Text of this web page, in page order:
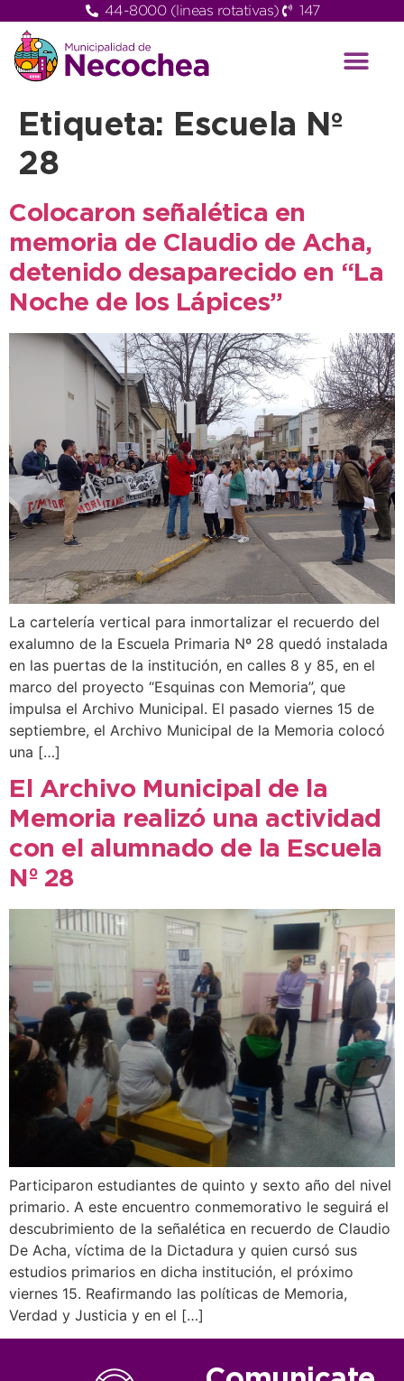
44-8000 (lineas rotativas) 147
Etiqueta:
Escuela Nº
28
Colocaron señalética en
memoria de Claudio de Acha,
detenido desaparecido en “La
Noche de los Lápices”
La cartelería vertical para inmortalizar el recuerdo del
exalumno de la Escuela Primaria Nº 28 quedó instalada
en las puertas de la institución, en calles 8 y 85, en el
marco del proyecto “Esquinas con Memoria”, que
impulsa el Archivo Municipal. El pasado viernes 15 de
septiembre, el Archivo Municipal de la Memoria colocó
una […]
El Archivo Municipal de la
Memoria realizó una actividad
con el alumnado de la Escuela
Nº 28
Participaron estudiantes de quinto y sexto año del nivel
primario. A este encuentro conmemorativo le seguirá el
descubrimiento de la señalética en recuerdo de Claudio
De Acha, víctima de la Dictadura y quien cursó sus
estudios primarios en dicha institución, el próximo
viernes 15. Reafirmando las políticas de Memoria,
Verdad y Justicia y en el […]